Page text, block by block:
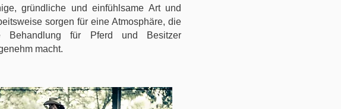
gründliche und einfühlsame Art und
sorgen für eine Atmosphäre, die
Behandlung für Pferd und Besitzer
macht.